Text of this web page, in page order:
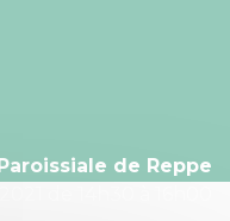
de Reppe